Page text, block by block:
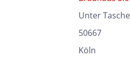
Unter
50667
Köln